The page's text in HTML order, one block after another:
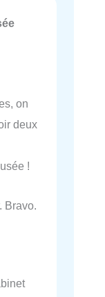
on
deux
!
Bravo.